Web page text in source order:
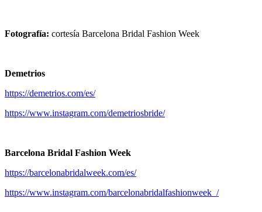
Fotografía: cortesía Barcelona Bridal Fashion Week
Demetrios
https://demetrios.com/es/
https://www.instagram.com/demetriosbride/
Barcelona Bridal Fashion Week
https://barcelonabridalweek.com/es/
https://www.instagram.com/barcelonabridalfashionweek_/